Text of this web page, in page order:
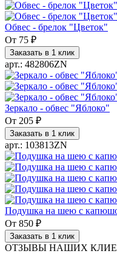
Обвес - брелок "Цветок"
От 75 ₽
Заказать в 1 клик
арт.: 482806ZN
Зеркало - обвес "Яблоко"
От 205 ₽
Заказать в 1 клик
арт.: 103813ZN
Подушка на шею с
От 850 ₽
Заказать в 1 клик
ОТЗЫВЫ НАШИХ